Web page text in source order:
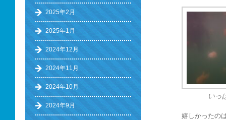
いっ
嬉しかったの
2025年2月
2025年1月
2024年12月
2024年11月
2024年10月
2024年9月